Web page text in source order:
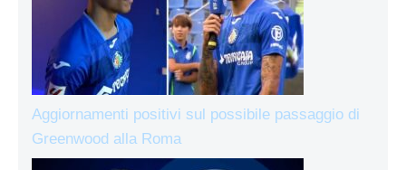
Aggiornamenti positivi sul possibile passaggio di
Greenwood alla Roma